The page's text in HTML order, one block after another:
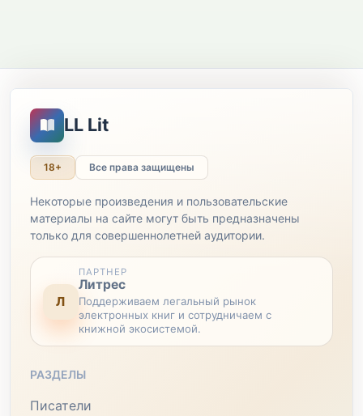
LL Lit
18+ Все права защищены
Некоторые произведения и пользовательские
материалы на сайте могут быть предназначены
только для совершеннолетней аудитории.
Л
ПАРТНЕР
Литрес
Поддерживаем легальный рынок
электронных книг и сотрудничаем с
книжной экосистемой.
РАЗДЕЛЫ
Писатели